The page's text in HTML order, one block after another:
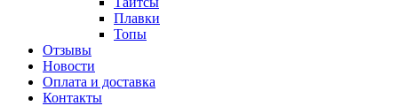
Плавки
Топы
Отзывы
Новости
Оплата и доставка
Контакты